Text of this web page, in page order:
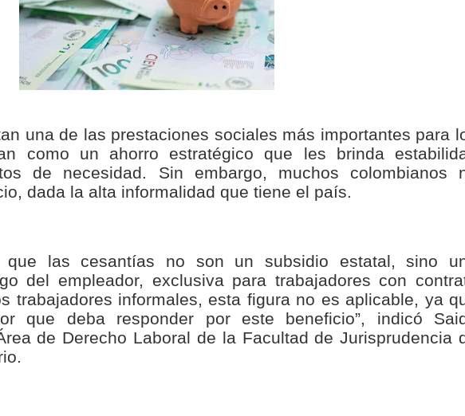
/ Agua potable transforma la vida de 68 estudiantes rurales en Filadelfia gracias
/ Población vulnerable en Tuluá tendrá comedor comunitario gracias al
/ Villarrica avanza hacia una ruta definitiva de reasentamiento
de Dios del Centro Histórico
/ Pereira avanza con resultados en salud mental, innovación y paz
/ Estas son las millonarias inversiones del Gobierno Matiz en el municipio de
/ Gobernación de Caldas hace seguimiento al avance de la construcción de 400
una de las prestaciones sociales más importantes para
como un ahorro estratégico que les brinda
de necesidad. Sin embargo, muchos colombianos
dada la alta informalidad que tiene el país.
que las cesantías no son un subsidio estatal, sino
del empleador, exclusiva para trabajadores con
trabajadores informales, esta figura no es aplicable, ya
que deba responder por este beneficio”, indicó
de Derecho Laboral de la Facultad de Jurisprudencia